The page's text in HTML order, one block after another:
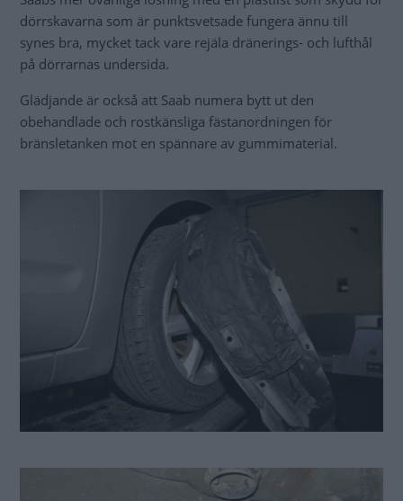
dörrskavarna som är punktsvetsade fungera ännu till
synes bra, mycket tack vare rejäla dränerings- och lufthål
på dörrarnas undersida.
Glädjande är också att Saab numera bytt ut den
obehandlade och rostkänsliga fästanordningen för
bränsletanken mot en spännare av gummimaterial.